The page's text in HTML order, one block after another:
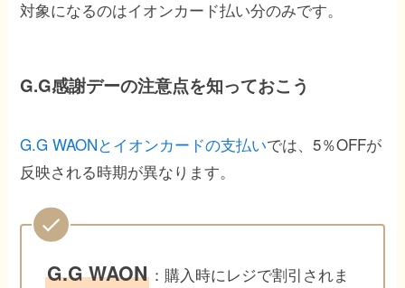
対象になるのはイオンカード払い分のみです。
G.G感謝デーの注意点を知っておこう
G.G WAONとイオンカードの支払いでは、5％OFFが
反映される時期が異なります。
G.G WAON：購入時にレジで割引されま